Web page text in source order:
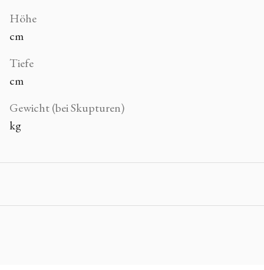
Höhe
cm
Tiefe
cm
Gewicht (bei Skupturen)
kg